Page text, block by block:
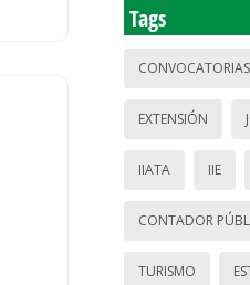
Tags
CONVOCATORIAS
EXTENSIÓN
IIATA IIE
CONTADOR
TURISMO